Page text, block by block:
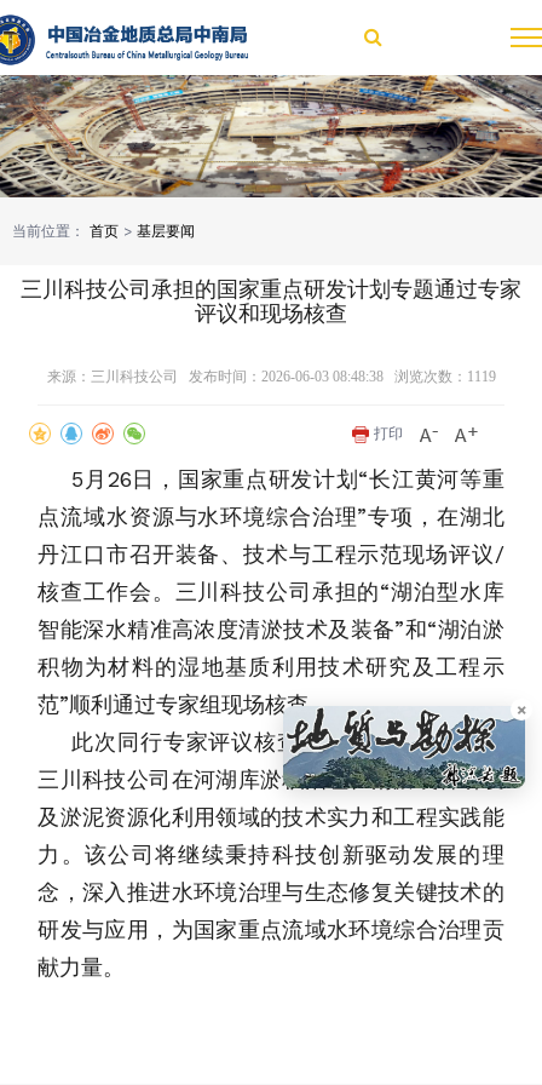
当前位置： 首页 > 基层要闻
三川科技公司承担的国家重点研发计划专题通过专家
评议和现场核查
来源：三川科技公司 发布时间：2026-06-03 08:48:38 浏览次数： 1119
打印
5月26日，国家重点研发计划“长江黄河等重
点流域水资源与水环境综合治理”专项，在湖北
丹江口市召开装备、技术与工程示范现场评议/
核查工作会。三川科技公司承担的“湖泊型水库
智能深水精准高浓度清淤技术及装备”和“湖泊淤
积物为材料的湿地基质利用技术研究及工程示
范”顺利通过专家组现场核查。
此次同行专家评议核查的通过，充分展现了
三川科技公司在河湖库淤积治理、清淤装备研发
及淤泥资源化利用领域的技术实力和工程实践能
力。该公司将继续秉持科技创新驱动发展的理
念，深入推进水环境治理与生态修复关键技术的
研发与应用，为国家重点流域水环境综合治理贡
献力量。
×